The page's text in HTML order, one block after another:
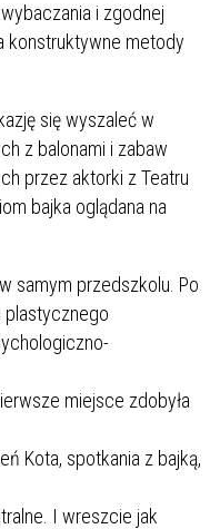
i zgodnej
konstruktywne metody
się wyszaleć w
z balonami i zabaw
przez aktorki z Teatru
bajka oglądana na
samym przedszkolu. Po
plastycznego
miejsce zdobyła
Kota, spotkania z bajką,
I wreszcie jak